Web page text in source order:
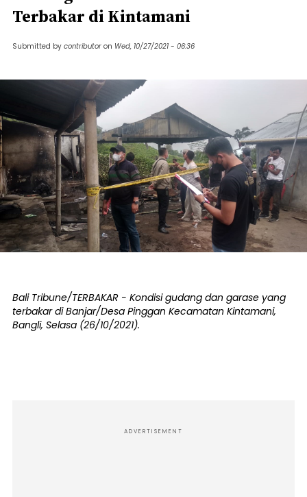
Terbakar di Kintamani
Submitted by contributor on Wed, 10/27/2021 - 06:36
Bali Tribune/TERBAKAR - Kondisi gudang dan garase yang
terbakar di Banjar/Desa Pinggan Kecamatan Kintamani,
Bangli, Selasa (26/10/2021).
ADVERTISEMENT